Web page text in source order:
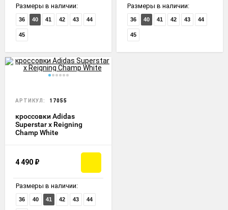
Размеры в наличии:
36 40 41 42 43 44
45
Размеры в наличии:
36 40 41 42 43 44
45
АРТИКУЛ: 17055
кроссовки Adidas
Superstar x Reigning
Champ White
4 490 ₽
Размеры в наличии:
36 40 41 42 43 44